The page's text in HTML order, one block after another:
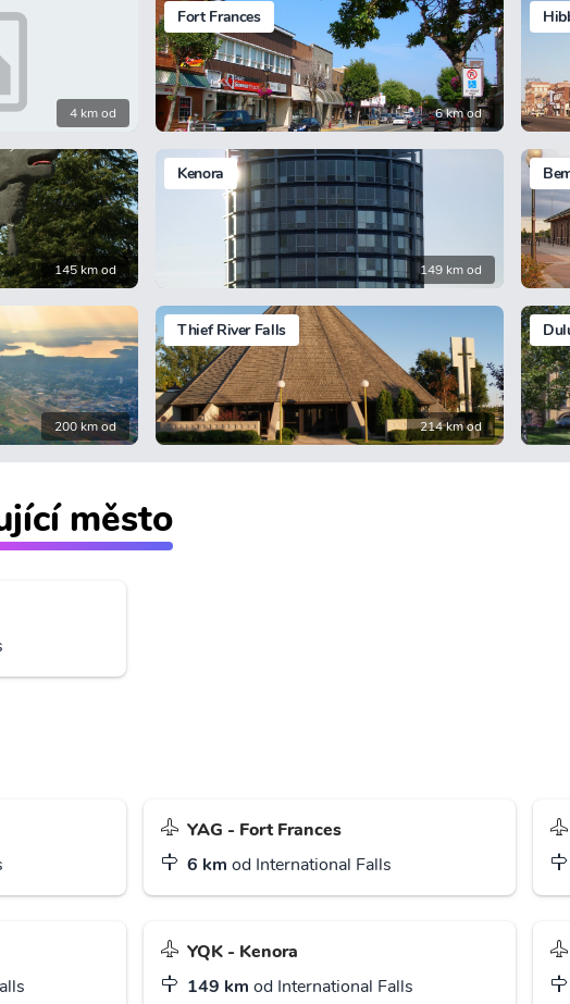
4 km od
Fort Frances
6 km od
145 km od
Kenora
149 km od
200 km od
Thief River Falls
214 km od
město
YAG - Fort Frances
6 km od International Falls
YQK - Kenora
149 km od International Falls